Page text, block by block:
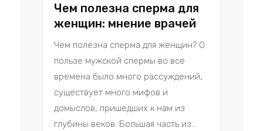
Чем полезна сперма для
женщин: мнение врачей
Чем полезна сперма для женщин? О
пользе мужской спермы во все
времена было много рассуждений,
существует много мифов и
домыслов, пришедших к нам из
глубины веков. Большая часть из...